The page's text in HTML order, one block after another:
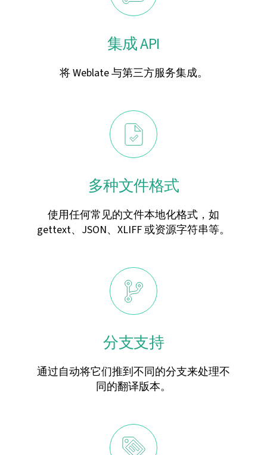
集成 API
将 Weblate 与第三方服务集成。
多种文件格式
使用任何常见的文件本地化格式，如
gettext、JSON、XLIFF 或资源字符串等。
分支支持
通过自动将它们推到不同的分支来处理不
同的翻译版本。